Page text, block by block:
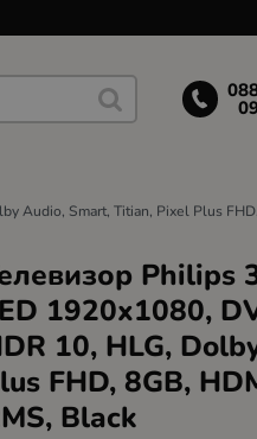
Audio, Smart, Titian, Pixel Plus
Philips
1920x1080,
10, HLG,
FHD, 8GB,
Black